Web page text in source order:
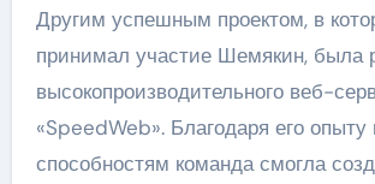
Другим успешным проектом, в
принимал участие Шемякин, была
высокопроизводительного веб-
«SpeedWeb». Благодаря его опыту
способностям команда смогла